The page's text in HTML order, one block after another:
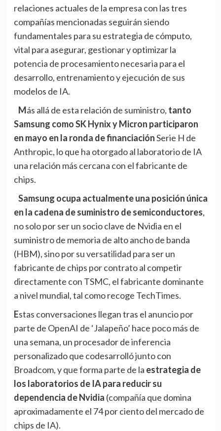
relaciones actuales de la empresa con las tres
compañías mencionadas seguirán siendo
fundamentales para su estrategia de cómputo,
vital para asegurar, gestionar y optimizar la
potencia de procesamiento necesaria para el
desarrollo, entrenamiento y ejecución de sus
modelos de IA.
Más allá de esta relación de suministro, tanto
Samsung como SK Hynix y Micron participaron
en mayo en la ronda de financiaciónSerie H de
Anthropic, lo que ha otorgado al laboratorio de IA
una relación más cercana con el fabricante de
chips.
Samsung ocupa actualmente una posición única
en la cadena de suministro de semiconductores,
no solo por ser un socio clave de Nvidia en el
suministro de memoria de alto ancho de banda
(HBM), sino por su versatilidad para ser un
fabricante de chips por contrato al competir
directamente con TSMC, el fabricante dominante
a nivel mundial, tal como recoge TechTimes.
Estas conversaciones llegan tras el anuncio por
parte de OpenAI de ‘Jalapeño’ hace poco más de
una semana, un procesador de inferencia
personalizado que codesarrolló junto con
Broadcom, y que forma parte de la estrategia de
los laboratorios de IA para reducir su
dependencia de Nvidia (compañía que domina
aproximadamente el 74 por ciento del mercado de
chips de IA).